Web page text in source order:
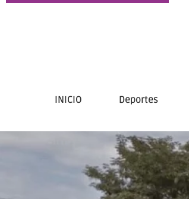
INICIO Deportes